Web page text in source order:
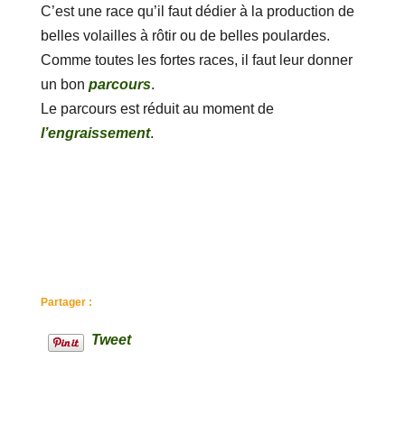
C’est une race qu’il faut dédier à la production de
belles volailles à rôtir ou de belles poulardes.
Comme toutes les fortes races, il faut leur donner
un bon parcours.
Le parcours est réduit au moment de
l’engraissement.
Partager :
Tweet